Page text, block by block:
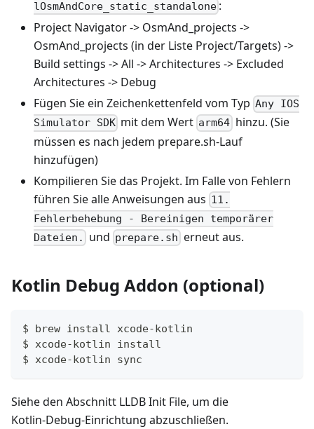
lOsmAndCore_static_standalone :
Project Navigator -> OsmAnd_projects ->
OsmAnd_projects (in der Liste Project/Targets) ->
Build settings -> All -> Architectures -> Excluded
Architectures -> Debug
Fügen Sie ein Zeichenkettenfeld vom Typ Any IOS
Simulator SDK mit dem Wert arm64hinzu. (Sie
müssen es nach jedem prepare.sh‑Lauf
hinzufügen)
Kompilieren Sie das Projekt. Im Falle von Fehlern
führen Sie alle Anweisungen aus 11.
Fehlerbehebung - Bereinigen temporärer
Dateien.
und prepare.sh erneut aus.
Kotlin Debug Addon (optional)
$ brew install xcode-kotlin
$ xcode-kotlin install
$ xcode-kotlin sync
Siehe den Abschnitt LLDB Init File, um die
Kotlin‑Debug‑Einrichtung abzuschließen.